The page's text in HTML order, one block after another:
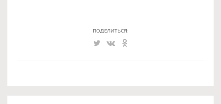
ПОДЕЛИТЬСЯ: